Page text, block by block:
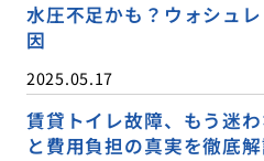
水圧不足かも？ウォシュ
因
2025.05.17
賃貸トイレ故障、もう迷
と費用負担の真実を徹底